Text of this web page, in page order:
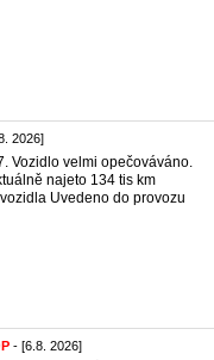
2026]
Vozidlo velmi opečováváno.
najeto 134 tis km
Uvedeno do provozu
- [6.8. 2026]